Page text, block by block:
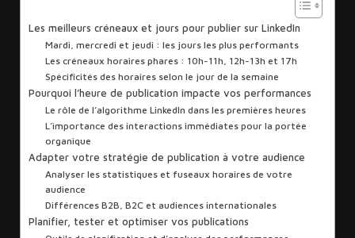
Les meilleurs créneaux et jours pour publier sur LinkedIn
Mardi, mercredi et jeudi : les jours les plus performants
Les créneaux horaires phares : 10h-11h, 12h-13h et 17h
Spécificités des horaires selon le jour de la semaine
Pourquoi l’heure de publication impacte vos performances
Le rôle de l’algorithme LinkedIn dans les premières heures
L’importance des interactions immédiates pour la portée
organique
Adapter votre stratégie de publication à votre audience
Analyser les statistiques et fuseaux horaires de votre
audience
Différences B2B, B2C et audiences internationales
Planifier, tester et optimiser vos publications